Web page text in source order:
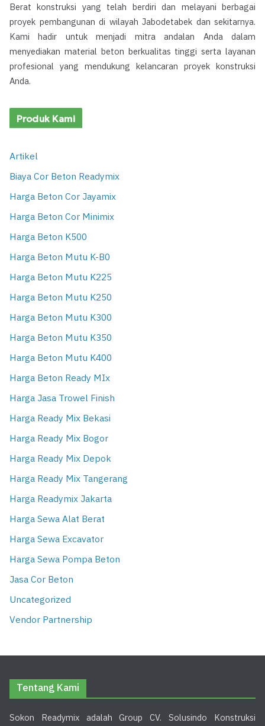
Berat konstruksi yang telah berdiri dan melayani berbagai
proyek pembangunan di wilayah Jabodetabek dan sekitarnya.
Kami hadir untuk menjadi mitra andalan Anda dalam
menyediakan material beton berkualitas tinggi serta layanan
profesional yang mendukung kelancaran proyek konstruksi
Anda.
Produk Kami
Artikel
Biaya Cor Beton Readymix
Harga Beton Cor Jayamix
Harga Beton Cor Minimix
Harga Beton K500
Harga Beton Mutu K-B0
Harga Beton Mutu K225
Harga Beton Mutu K250
Harga Beton Mutu K300
Harga Beton Mutu K350
Harga Beton Mutu K400
Harga Beton Ready MIx
Harga Jasa Trowel Finish
Harga Ready Mix Bekasi
Harga Ready Mix Bogor
Harga Ready Mix Depok
Harga Ready Mix Tangerang
Harga Readymix Jakarta
Harga Sewa Alat Berat
Harga Sewa Excavator
Harga Sewa Pompa Beton
Jasa Cor Beton
Uncategorized
Vendor Partnership
Tentang Kami
Sokon Readymix adalah Group CV. Solusindo Konstruksi